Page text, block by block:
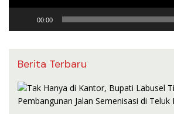
00:00
Berita Terbaru